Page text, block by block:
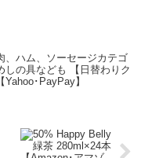
、ハム、ソーセージカテゴ
しの具なども 【日替わりク
Yahoo･PayPay】